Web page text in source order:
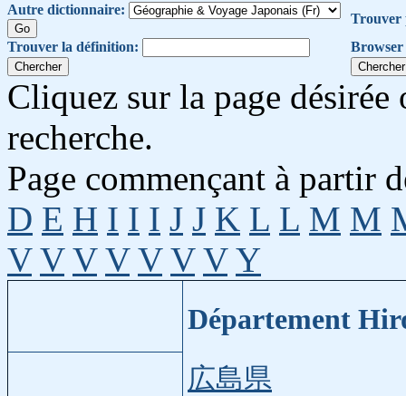
Autre dictionnaire:
Trouver
Trouver la définition:
Cliquez sur la page
recherche.
Page commençant à partir
D E H I I I J J K L L M M
V V V V V V V Y
Département
広島県